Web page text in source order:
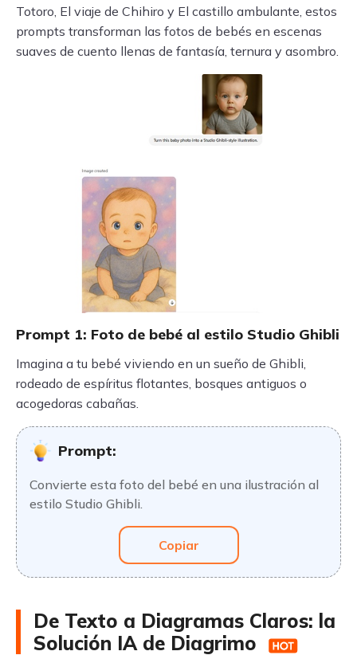
Totoro, El viaje de Chihiro y El castillo ambulante, estos
prompts transforman las fotos de bebés en escenas
suaves de cuento llenas de fantasía, ternura y asombro.
Prompt 1: Foto de bebé al estilo Studio Ghibli
Imagina a tu bebé viviendo en un sueño de Ghibli,
rodeado de espíritus flotantes, bosques antiguos o
acogedoras cabañas.
Prompt:
Convierte esta foto del bebé en una ilustración al
estilo Studio Ghibli.
Copiar
De Texto a Diagramas Claros: la
Solución IA de Diagrimo